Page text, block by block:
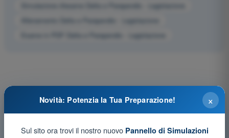
Simulazione d'esame Delta e Parapendio - Legislazione
Allenamento Delta e Parapendio - Legislazione
Esame in PDF Delta e Parapendio - Legislazione
×
Novità: Potenzia la Tua Preparazione!
Sul sito ora trovi il nostro nuovo Pannello di Simulazioni